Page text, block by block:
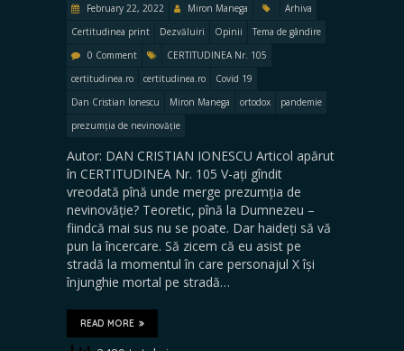
February 22, 2022 Miron Manega
Arhiva
Certitudinea print
Dezvăluiri Opinii
Tema de gândire
0 Comment
CERTITUDINEA Nr. 105
certitudinea.ro
certitudinea.ro
Covid 19
Dan Cristian Ionescu
Miron Manega ortodox
pandemie
prezumția de nevinovăție
Autor: DAN CRISTIAN IONESCU Articol apărut
în CERTITUDINEA Nr. 105 V-ați gîndit
vreodată pînă unde merge prezumția de
nevinovăție? Teoretic, pînă la Dumnezeu –
fiindcă mai sus nu se poate. Dar haideți să vă
pun la încercare. Să zicem că eu asist pe
stradă la momentul în care personajul X își
înjunghie mortal pe stradă…
READ MORE